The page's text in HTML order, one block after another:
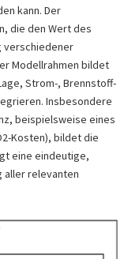
kann. Der
die den Wert des
verschiedener
Modellrahmen bildet
Strom-, Brennstoff-
Insbesondere
beispielsweise eines
Kosten), bildet die
eine eindeutige,
aller relevanten